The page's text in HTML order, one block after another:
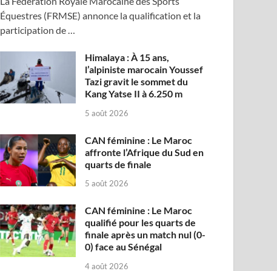
Équestres (FRMSE) annonce la qualification et la
participation de …
Himalaya : À 15 ans,
l’alpiniste marocain Youssef
Tazi gravit le sommet du
Kang Yatse II à 6.250 m
5 août 2026
CAN féminine : Le Maroc
affronte l’Afrique du Sud en
quarts de finale
5 août 2026
CAN féminine : Le Maroc
qualifié pour les quarts de
finale après un match nul (0-
0) face au Sénégal
4 août 2026